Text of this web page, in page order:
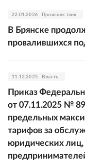
22.01.2026 Происшествия
В Брянске
провалившихся
11.12.2025 Власть
Приказ
от 07.11.2025 №
предельных
тарифов за
юридических